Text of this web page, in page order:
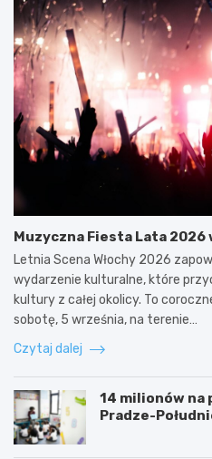
Muzyczna Fiesta Lata 2026
Letnia Scena Włochy 2026
wydarzenie kulturalne, które
kultury z całej okolicy. To
sobotę, 5 września, na terenie…
Czytaj dalej
14 milionów na
Pradze-